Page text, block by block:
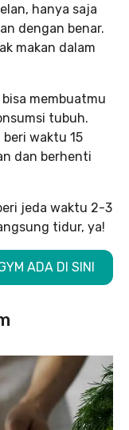
hanya saja
dengan benar.
makan dalam
membuatmu
tubuh.
waktu 15
dan berhenti
jeda waktu 2-3
tidur, ya!
ADA DI SINI